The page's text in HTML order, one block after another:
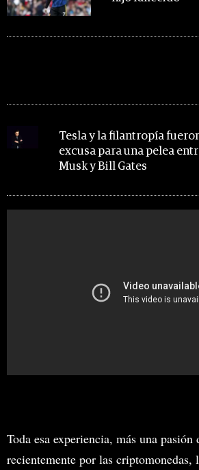
Tesla y la filantropía
excusa para una pelea
Musk y Bill Gates
Toda esa experiencia, más una pasión
recientemente por las criptomonedas,